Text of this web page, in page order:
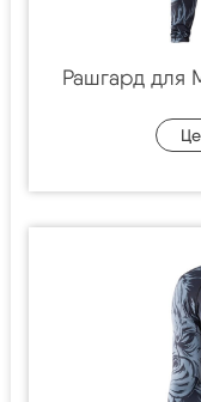
Рашгард для